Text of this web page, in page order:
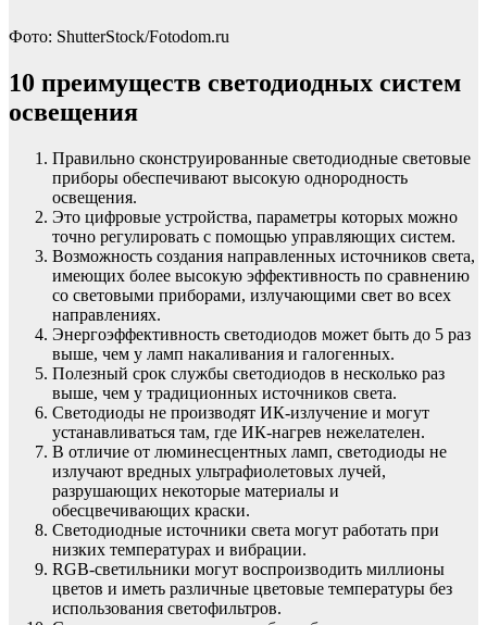
Фото: ShutterStock/Fotodom.ru
10 преимуществ светодиодных систем
освещения
Правильно сконструированные светодиодные световые
приборы обеспечивают высокую однородность
освещения.
Это цифровые устройства, параметры которых можно
точно регулировать с помощью управляющих систем.
Возможность создания направленных источников света,
имеющих более высокую эффективность по сравнению
со световыми приборами, излучающими свет во всех
направлениях.
Энергоэффективность светодиодов может быть до 5 раз
выше, чем у ламп накаливания и галогенных.
Полезный срок службы светодиодов в несколько раз
выше, чем у традиционных источников света.
Светодиоды не производят ИК-излучение и могут
устанавливаться там, где ИК-нагрев нежелателен.
В отличие от люминесцентных ламп, светодиоды не
излучают вредных ультрафиолетовых лучей,
разрушающих некоторые материалы и
обесцвечивающих краски.
Светодиодные источники света могут работать при
низких температурах и вибрации.
RGB-светильники могут воспроизводить миллионы
цветов и иметь различные цветовые температуры без
использования светофильтров.